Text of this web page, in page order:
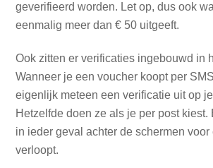
geverifieerd worden. Let op, dus ook
eenmalig meer dan € 50 uitgeeft.
Ook zitten er verificaties ingebouwd in
Wanneer je een voucher koopt per
eigenlijk meteen een verificatie uit op
Hetzelfde doen ze als je per post kiest.
in ieder geval achter de schermen
verloopt.